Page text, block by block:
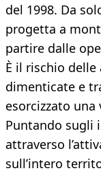
del 1998. Da
progetta a
partire dalle
È il rischio delle
dimenticate e
esorcizzato
Puntando sugli
attraverso
sull’intero